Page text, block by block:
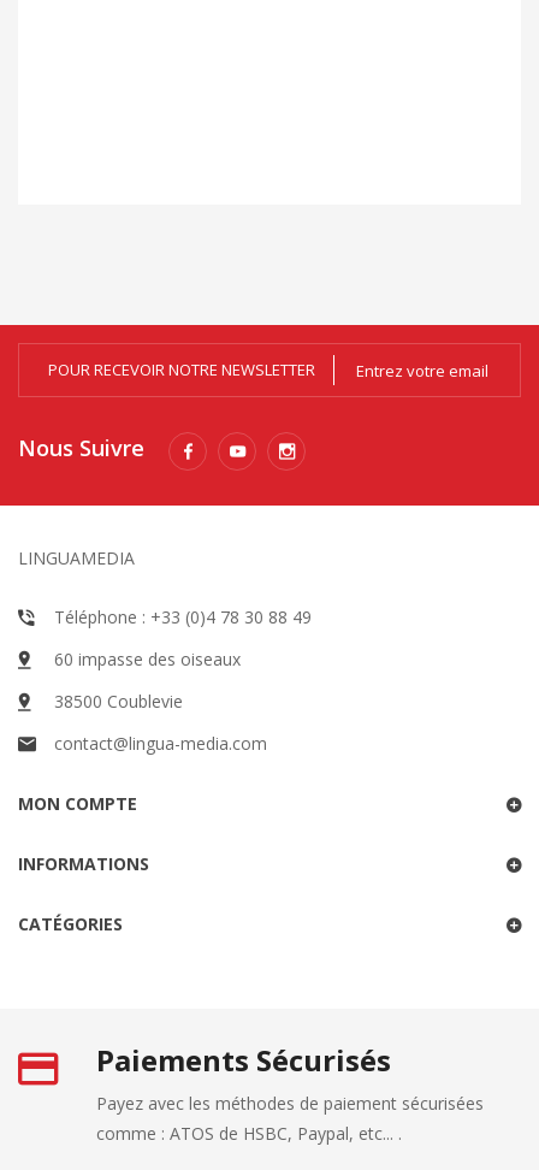
POUR RECEVOIR NOTRE NEWSLETTER
Nous Suivre
LINGUAMEDIA
Téléphone : +33 (0)4 78 30 88 49
60 impasse des oiseaux
38500 Coublevie
contact@lingua-media.com
MON COMPTE
INFORMATIONS
CATÉGORIES
Paiements Sécurisés
Payez avec les méthodes de paiement sécurisées
comme : ATOS de HSBC, Paypal, etc... .